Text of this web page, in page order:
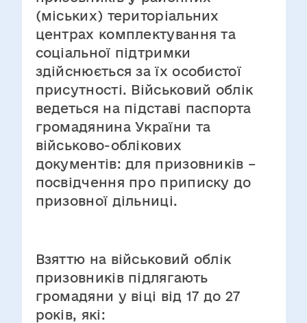
(міських) територіальних
центрах комплектування та
соціальної підтримки
здійснюється за їх особистої
присутності. Військовий облік
ведеться на підставі паспорта
громадянина України та
військово-облікових
документів: для призовників –
посвідчення про приписку до
призовної дільниці.
Взяттю на військовий облік
призовників підлягають
громадяни у віці від 17 до 27
років, які: